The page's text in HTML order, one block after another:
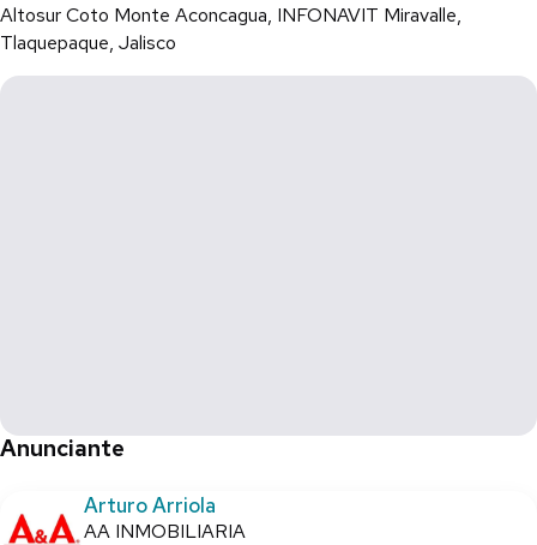
Altosur Coto Monte Aconcagua, INFONAVIT Miravalle,
Tlaquepaque, Jalisco
Anunciante
Arturo Arriola
AA INMOBILIARIA